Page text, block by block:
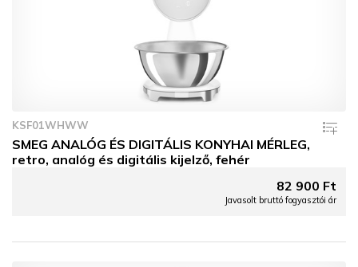
KSF01WHWW
SMEG ANALÓG ÉS DIGITÁLIS KONYHAI MÉRLEG,
retro, analóg és digitális kijelző, fehér
82 900 Ft
Javasolt bruttó fogyasztói ár